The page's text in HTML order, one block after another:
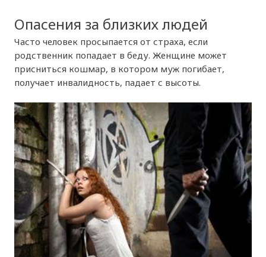
Опасения за близких людей
Часто человек просыпается от страха, если
родственник попадает в беду. Женщине может
присниться кошмар, в котором муж погибает,
получает инвалидность, падает с высоты.